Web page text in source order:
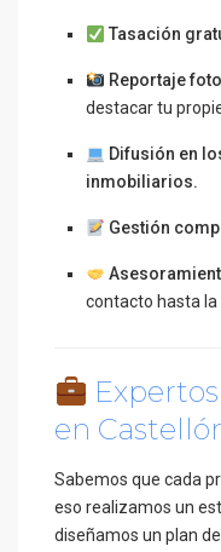
Tasación
Reportaje
destacar tu
Difusión en
inmobiliarios.
Gestión
contacto hasta la
en
Sabemos que cada
eso realizamos un
diseñamos un plan